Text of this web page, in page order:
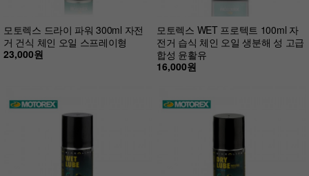
모토렉스 드라이 파워 300ml 자전
거 건식 체인 오일 스프레이형
23,000원
모토렉스 WET 프로텍트 100ml 자
전거 습식 체인 오일 생분해 성 고급
합성 윤활유
16,000원